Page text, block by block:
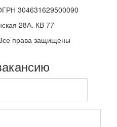
304631629500090
28А. КВ 77
права защищены